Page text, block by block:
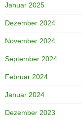
Januar 2025
Dezember 2024
November 2024
September 2024
Februar 2024
Januar 2024
Dezember 2023